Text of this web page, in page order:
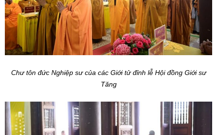
Chư tôn đức Nghiệp sư của các Giới tử đỉnh lễ Hội đồng Giới sư
Tăng